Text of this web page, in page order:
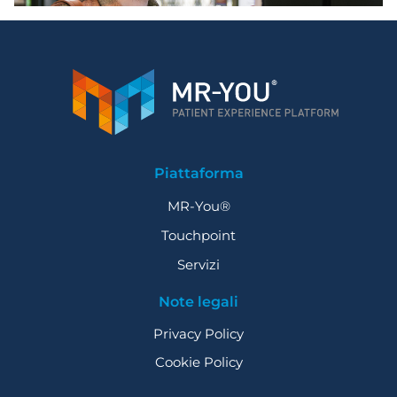
Piattaforma
MR-You®
Touchpoint
Servizi
Note legali
Privacy Policy
Cookie Policy